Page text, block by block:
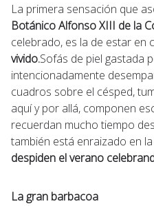
La primera sensación que
Botánico Alfonso XIII de la
celebrado, es la de estar en
vivido.Sofás de piel gastada
intencionadamente
cuadros sobre el césped,
aquí y por allá, componen
recuerdan mucho tiempo
también está enraizado en
despiden el verano
La gran barbacoa